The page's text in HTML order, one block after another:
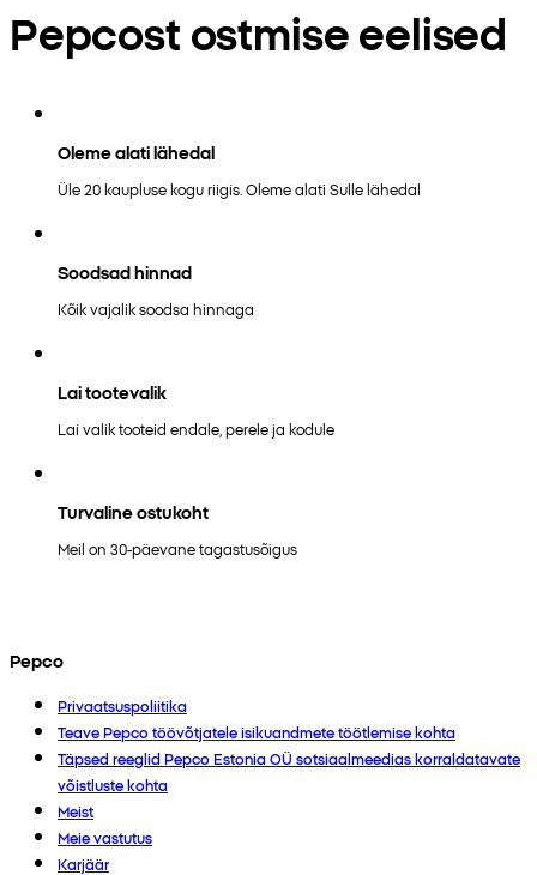
Pepcost ostmise eelised
Oleme alati lähedal
Üle 20 kaupluse kogu riigis. Oleme alati Sulle lähedal
Soodsad hinnad
Kõik vajalik soodsa hinnaga
Lai tootevalik
Lai valik tooteid endale, perele ja kodule
Turvaline ostukoht
Meil on 30-päevane tagastusõigus
Pepco
Privaatsuspoliitika
Teave Pepco töövõtjatele isikuandmete töötlemise kohta
Täpsed reeglid Pepco Estonia OÜ sotsiaalmeedias korraldatavate
võistluste kohta
Meist
Meie vastutus
Karjäär